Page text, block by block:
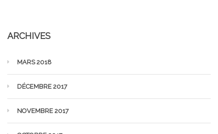
ARCHIVES
MARS 2018
DÉCEMBRE 2017
NOVEMBRE 2017